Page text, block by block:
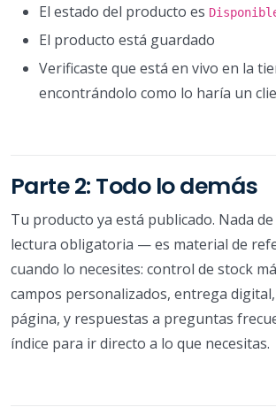
El estado del producto es
El producto está guardado
Verificaste que está en vivo en la
encontrándolo como lo haría un
Parte 2: Todo lo demás
Tu producto ya está publicado. Nada
lectura obligatoria — es material de
cuando lo necesites: control de stock
campos personalizados, entrega digital,
página, y respuestas a preguntas
índice para ir directo a lo que necesitas.